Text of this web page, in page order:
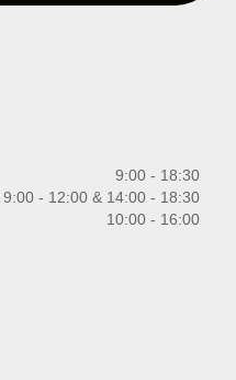
9:00 - 18:30
9:00 - 12:00 & 14:00 - 18:30
10:00 - 16:00